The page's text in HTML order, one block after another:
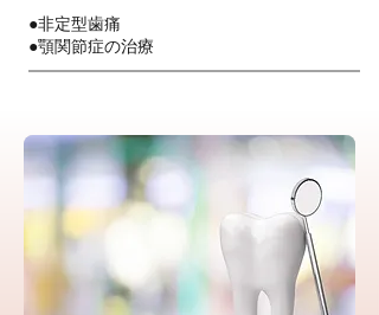
●非定型歯痛
●顎関節症の治療